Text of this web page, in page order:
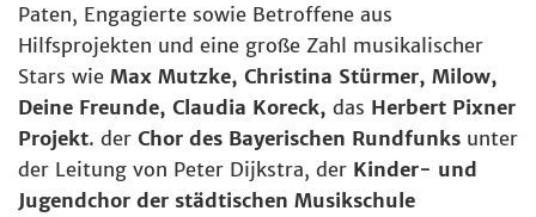
Paten, Engagierte sowie Betroffene aus
Hilfsprojekten und eine große Zahl musikalischer
Stars wie Max Mutzke, Christina Stürmer, Milow,
Deine Freunde, Claudia Koreck, das Herbert Pixner
Projekt. der Chor des Bayerischen Rundfunks unter
der Leitung von Peter Dijkstra, der Kinder- und
Jugendchor der städtischen Musikschule